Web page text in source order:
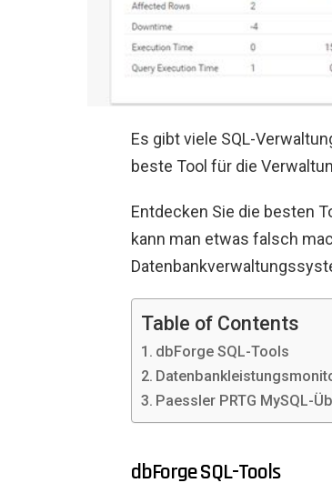
Es gibt viele SQL-
beste Tool für die
Entdecken Sie die besten
kann man etwas falsch
Table of Contents
dbForge SQL-Tools
Paessler PRTG MySQL-
dbForge SQL-Tools